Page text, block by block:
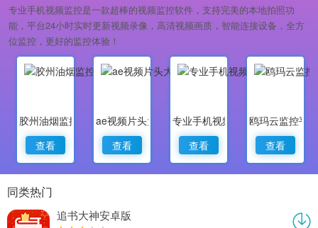
专业手机视频监控是一款超棒的视频监控软件，支持完美的本地拍照功
能，平台24小时实时更新视频录像，高清视频画质，智能连接设备，全方
位监控，更好的监控体验！
胶州油烟监控
查看
ae视频片头大师
查看
专业手机视频监控
查看
鸥玛云监控平
查看
同类热门
追书大神安卓版